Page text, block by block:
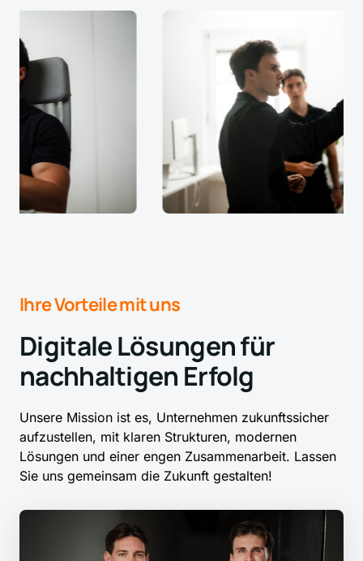
Ihre Vorteile mit uns
Digitale Lösungen für
nachhaltigen Erfolg
Unsere Mission ist es, Unternehmen
aufzustellen, mit klaren Strukturen,
Lösungen und einer engen Zusammenarbeit.
Sie uns gemeinsam die Zukunft gestalten!